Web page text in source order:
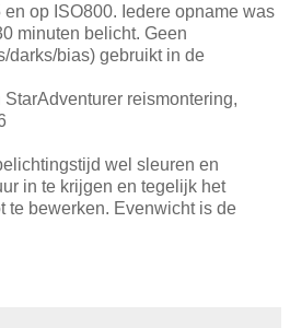
op ISO800. Iedere opname was
minuten belicht. Geen
darks/bias) gebruikt in de
reismontering,
wel sleuren en
in te krijgen en tegelijk het
te bewerken. Evenwicht is de